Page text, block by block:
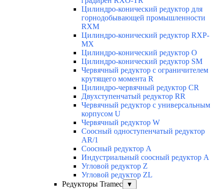
Цилиндро-конический редуктор для
горнодобывающей промышленности
RXМ
Цилиндро-конический редуктор RXP-
MX
Цилиндро-конический редуктор О
Цилиндро-конический редуктор SM
Червячный редуктор с ограничителем
крутящего момента R
Цилиндро-червячный редуктор СR
Двухступенчатый редуктор RR
Червячный редуктор с универсальным
корпусом U
Червячный редуктор W
Соосный одноступенчатый редуктор
AR/1
Соосный редуктор А
Индустриальный соосный редуктор А
Угловой редуктор Z
Угловой редуктор ZL
Редукторы Tramec
▼